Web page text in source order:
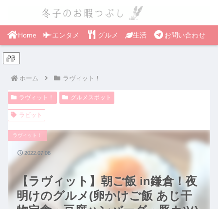
Home エンタメ グルメ 生活 お問い合わせ
PR
ホーム ラヴィット！
ラヴィット！ グルメスポット
ラビット
【ラヴィット】朝ご飯 in鎌倉！夜
明けのグルメ(卵かけご飯 あじ干
ラヴィット！
2022.07.08